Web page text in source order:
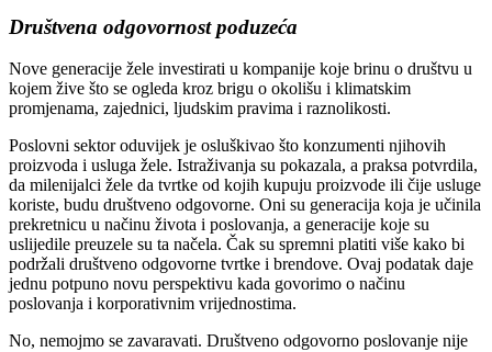
Društvena odgovornost poduzeća
Nove generacije žele investirati u kompanije koje brinu o društvu u
kojem žive što se ogleda kroz brigu o okolišu i klimatskim
promjenama, zajednici, ljudskim pravima i raznolikosti.
Poslovni sektor oduvijek je osluškivao što konzumenti njihovih
proizvoda i usluga žele. Istraživanja su pokazala, a praksa potvrdila,
da milenijalci žele da tvrtke od kojih kupuju proizvode ili čije usluge
koriste, budu društveno odgovorne. Oni su generacija koja je učinila
prekretnicu u načinu života i poslovanja, a generacije koje su
uslijedile preuzele su ta načela. Čak su spremni platiti više kako bi
podržali društveno odgovorne tvrtke i brendove. Ovaj podatak daje
jednu potpuno novu perspektivu kada govorimo o načinu
poslovanja i korporativnim vrijednostima.
No, nemojmo se zavaravati. Društveno odgovorno poslovanje nije